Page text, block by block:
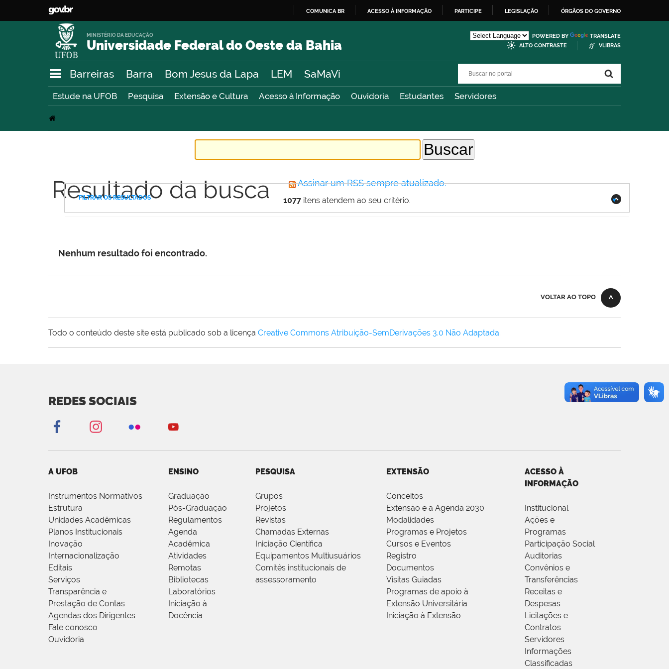
O
COMUNICA BR ACESSO À INFORMAÇÃO PARTICIPE LEGISLAÇÃO ÓRGÃOS DO GOVERNO
Universidade Federal do Oeste da Bahia
MINISTÉRIO DA EDUCAÇÃO POWERED BY
TRANSLATE
ALTO CONTRASTE
VLIBRAS
Barreiras Barra Bom Jesus da Lapa LEM SaMaVi
Estude na UFOB Pesquisa Extensão e Cultura Acesso à Informação Ouvidoria Estudantes Servidores
Resultado da busca Assinar um RSS sempre atualizado.
1077 itens atendem ao seu critério.
FILTRAR OS RESULTADOS
Nenhum resultado foi encontrado.
VOLTAR AO TOPO
Todo o conteúdo deste site está publicado sob a licença Creative Commons Atribuição-SemDerivações 3.0 Não Adaptada.
REDES SOCIAIS
A UFOB
Instrumentos Normativos
Estrutura
Unidades Acadêmicas
Planos Institucionais
Inovação
Internacionalização
Editais
Serviços
Transparência e
Prestação de Contas
Agendas dos Dirigentes
Fale conosco
Ouvidoria
ENSINO
Graduação
Pós-Graduação
Regulamentos
Agenda
Acadêmica
Atividades
Remotas
Bibliotecas
Laboratórios
Iniciação à
Docência
PESQUISA
Grupos
Projetos
Revistas
Chamadas Externas
Iniciação Científica
Equipamentos Multiusuários
Comitês institucionais de
assessoramento
EXTENSÃO
Conceitos
Extensão e a Agenda 2030
Modalidades
Programas e Projetos
Cursos e Eventos
Registro
Documentos
Visitas Guiadas
Programas de apoio à
Extensão Universitária
Iniciação à Extensão
ACESSO À
INFORMAÇÃO
Institucional
Ações e
Programas
Participação Social
Auditorias
Convênios e
Transferências
Receitas e
Despesas
Licitações e
Contratos
Servidores
Informações
Classificadas